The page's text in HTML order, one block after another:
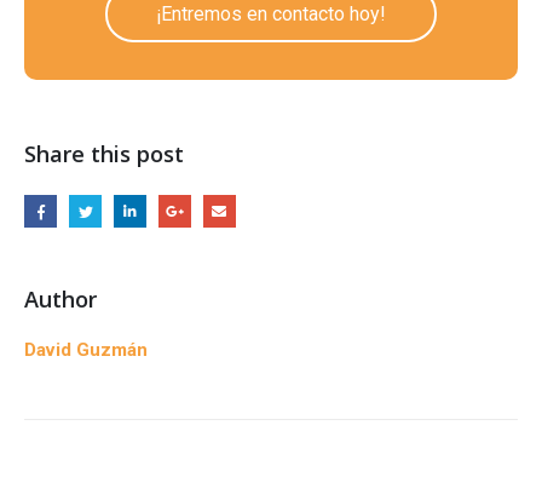
¡Entremos en contacto hoy!
Share this post
Author
David Guzmán